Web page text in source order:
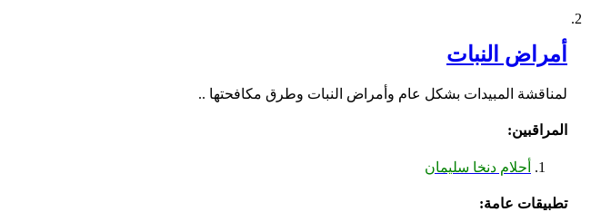
أمراض النبات
لمناقشة المبيدات بشكل عام وأمراض النبات وطرق مكافحتها ..
المراقبين:
أحلام دنخا سليمان
تطبيقات عامة: